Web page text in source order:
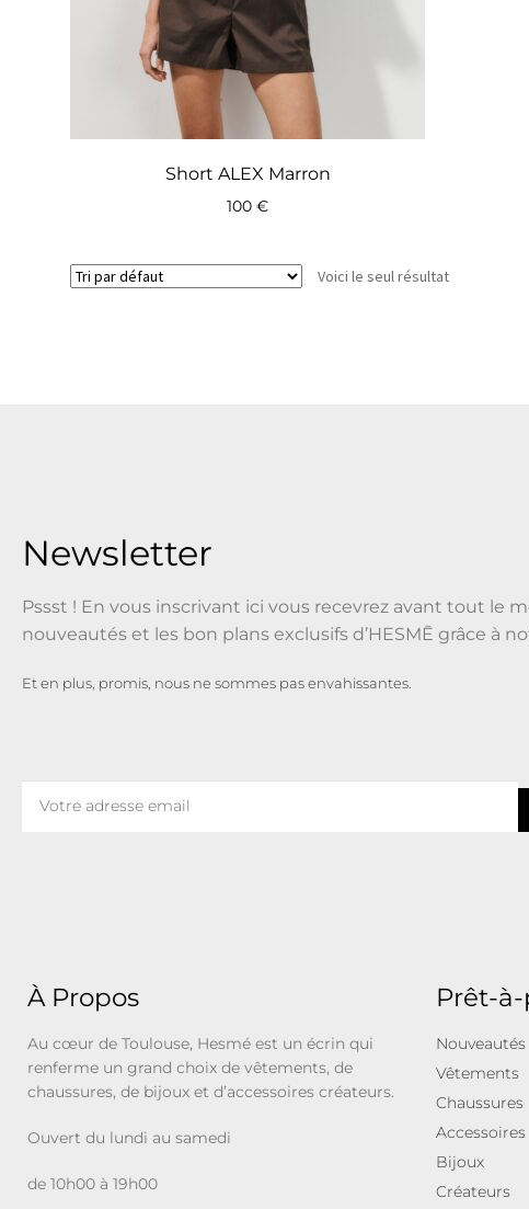
Short ALEX Marron
100 €
Voici le seul résultat
Newsletter
Pssst ! En vous inscrivant ici vous recevrez avant tout le
nouveautés et les bon plans exclusifs d’HESMĒ grâce à
Et en plus, promis, nous ne sommes pas envahissantes.
À Propos
Au cœur de Toulouse, Hesmé est un écrin qui
renferme un grand choix de vêtements, de
chaussures, de bijoux et d’accessoires créateurs.
Ouvert du lundi au samedi
de 10h00 à 19h00
Prêt-
Nouveautés
Vêtements
Chaussures
Accessoires
Bijoux
Créateurs